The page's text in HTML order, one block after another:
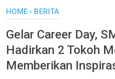
HOME › BERITA
Gelar Career Day,
Hadirkan 2 Tokoh
Memberikan